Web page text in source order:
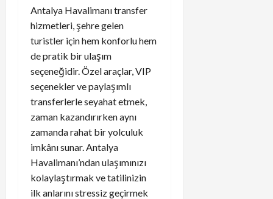
Antalya Havalimanı transfer
hizmetleri, şehre gelen
turistler için hem konforlu hem
de pratik bir ulaşım
seçeneğidir. Özel araçlar, VIP
seçenekler ve paylaşımlı
transferlerle seyahat etmek,
zaman kazandırırken aynı
zamanda rahat bir yolculuk
imkânı sunar. Antalya
Havalimanı’ndan ulaşımınızı
kolaylaştırmak ve tatilinizin
ilk anlarını stressiz geçirmek